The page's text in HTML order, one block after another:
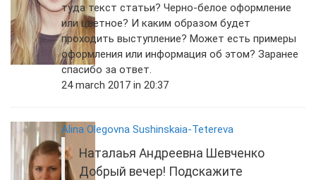
туда текст статьи? Черно-белое оформление
или цветное? И каким образом будет
проходить выступление? Может есть примеры
оформления или информация об этом? Заранее
спасибо за ответ.
24 march 2017 in 20:37
Alina Olegovna Sushinskaia-Tetereva
Наталаья Андреевна Шевченко
Добрый вечер! Подскажите